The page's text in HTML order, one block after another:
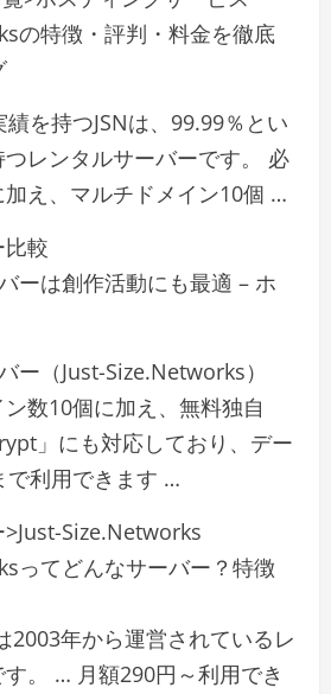
の特徴・評判・料金を徹底
を持つJSNは、99.99％とい
レンタルサーバーです。 必
え、マルチドメイン10個 …
較
ーは創作活動にも最適 – ホ
ー（Just-Size.Networks）
数10個に加え、無料独自
」にも対応しており、デー
で利用できます …
Size.Networks
ってどんなサーバー？特徴
2003年から運営されているレ
。 … 月額290円～利用でき